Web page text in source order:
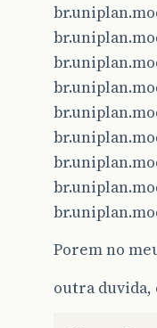
Porem no
outra duvida,